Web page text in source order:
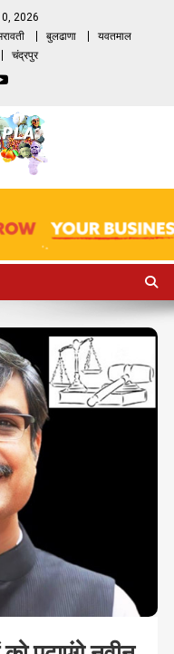
2026
बुलढाणा
यवतमाल
चंद्रपुर